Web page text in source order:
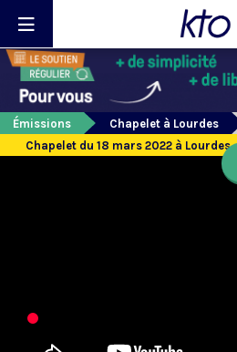
Émissions
Chapelet à Lourdes
Chapelet du 18 mars 2022 à Lourdes